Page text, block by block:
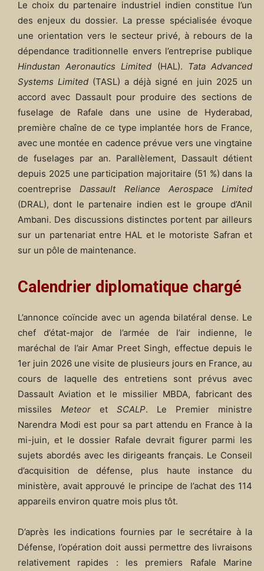
Le choix du partenaire industriel indien constitue l’un
des enjeux du dossier. La presse spécialisée évoque
une orientation vers le secteur privé, à rebours de la
dépendance traditionnelle envers l’entreprise publique
Hindustan Aeronautics Limited (HAL). Tata Advanced
Systems Limited (TASL) a déjà signé en juin 2025 un
accord avec Dassault pour produire des sections de
fuselage de Rafale dans une usine de Hyderabad,
première chaîne de ce type implantée hors de France,
avec une montée en cadence prévue vers une vingtaine
de fuselages par an. Parallèlement, Dassault détient
depuis 2025 une participation majoritaire (51 %) dans la
coentreprise Dassault Reliance Aerospace Limited
(DRAL), dont le partenaire indien est le groupe d’Anil
Ambani. Des discussions distinctes portent par ailleurs
sur un partenariat entre HAL et le motoriste Safran et
sur un pôle de maintenance.
Calendrier diplomatique chargé
L’annonce coïncide avec un agenda bilatéral dense. Le
chef d’état-major de l’armée de l’air indienne, le
maréchal de l’air Amar Preet Singh, effectue depuis le
1er juin 2026 une visite de plusieurs jours en France, au
cours de laquelle des entretiens sont prévus avec
Dassault Aviation et le missilier MBDA, fabricant des
missiles Meteor et SCALP. Le Premier ministre
Narendra Modi est pour sa part attendu en France à la
mi-juin, et le dossier Rafale devrait figurer parmi les
sujets abordés avec les dirigeants français. Le Conseil
d’acquisition de défense, plus haute instance du
ministère, avait approuvé le principe de l’achat des 114
appareils environ quatre mois plus tôt.
D’après les indications fournies par le secrétaire à la
Défense, l’opération doit aussi permettre des livraisons
relativement rapides : les premiers Rafale Marine